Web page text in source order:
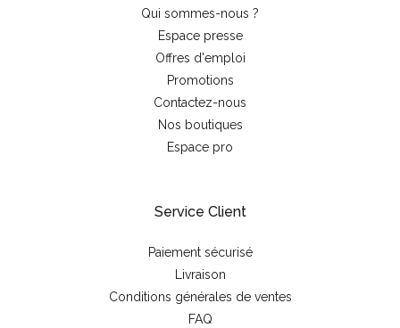
Qui sommes-nous ?
Espace presse
Offres d'emploi
Promotions
Contactez-nous
Nos boutiques
Espace pro
Service Client
Paiement sécurisé
Livraison
Conditions générales de ventes
FAQ